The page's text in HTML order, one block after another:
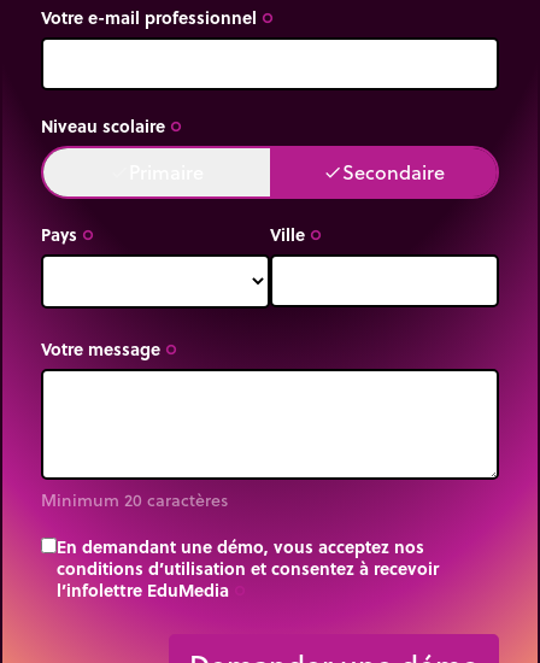
Votre e-mail professionnel trip_origin
Niveau scolaire trip_origin
doneSecondaire
Pays trip_origin Ville trip_origin
Votre message trip_origin
Minimum 20 caractères
En demandant une démo, vous acceptez nos
conditions d’utilisation et consentez à recevoir
l’infolettre EduMedia